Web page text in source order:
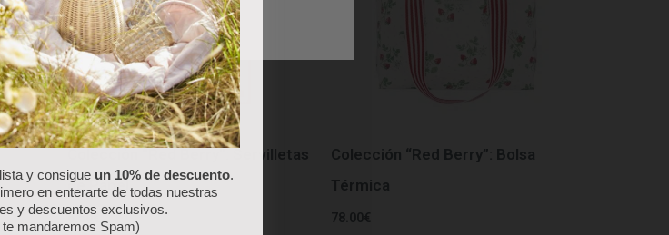
Colección “Red Berry”: Servilletas
de Papel
6.50€
Colección “Red Berry”: Bolsa
Térmica
78.00€
Personalizar
y consigue un 10% de descuento.
en enterarte de todas nuestras
y descuentos exclusivos.
te mandaremos Spam)